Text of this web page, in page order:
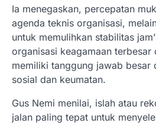
Ia menegaskan, percepatan
agenda teknis organisasi,
untuk memulihkan stabilitas
organisasi keagamaan terbesar
memiliki tanggung jawab besar
sosial dan keumatan.
Gus Nemi menilai, islah atau
jalan paling tepat untuk